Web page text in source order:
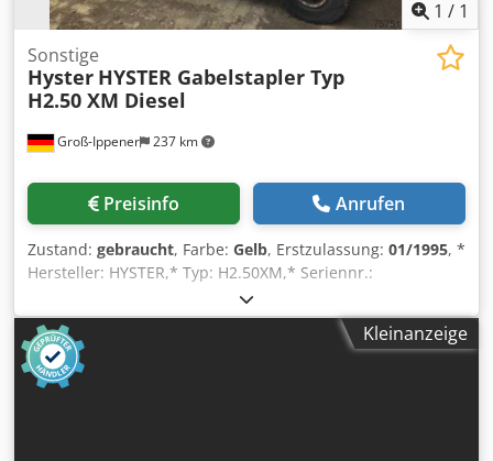
1 / 1
Groß-Ippener 237 km
Sonstige
Hyster HYSTER Gabelstapler Typ
H2.50 XM Diesel
Preisinfo Anrufen
Zustand: gebraucht, Farbe: Gelb, Erstzulassung: 01/1995, *
Hersteller: HYSTER,* Typ: H2.50XM,* Seriennr.:
D177B22181S,* Zusatzgerät: S/S 2.00-1.50 1067 mm,*
Baujahr: 1995,* Antrieb: Diesel,* Betriebsstunden: 18151,8
h,* Leergewicht: 4265 kg,* Rückneigung: 6 Grad,*
Reifengröße: 7,0 x 12 (vorn). 6,0 x 9 (hinten),* Reifendruck:
0 (vorn / hinten),* Spurbreite: 1125 mm,* Hublast bei
Kleinanzeige